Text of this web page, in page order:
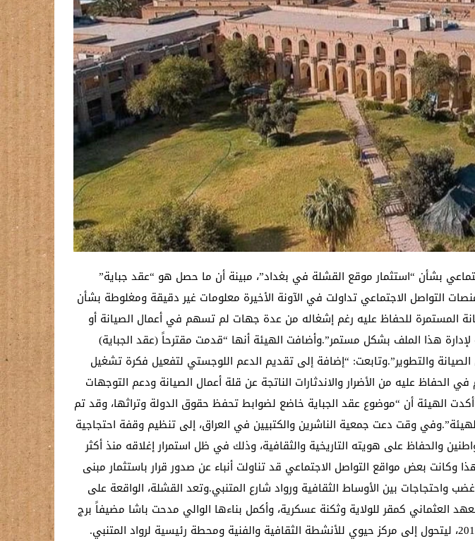
بشأن “استثمار موقع القشلة في بغداد”، مبينة أن ما حصل هو “عقد جباية”
التواصل الاجتماعي تداولت في الآونة الأخيرة معلومات غير دقيقة ومغلوطة بشأن
المستمرة للحفاظ عليه رغم إشغاله من عدة جهات لم تسهم في أعمال الصيانة أو
هذا الملف بشكل مستمر”.وأضافت الهيئة أنها “قدمت مقترحاً (عقد الجباية)
والتطوير”.وتابعت: “إضافة إلى تقديم الدعم اللوجستي لتفعيل فكرة تشغيل
عليه من الأضرار والاندثارات الناتجة عن قلة أعمال الصيانة ودعم التوجهات
الهيئة أن “موضوع عقد الجباية خاضع لضوابط تحفظ حقوق الدولة وتراثها، وقد تم
وقت دعت جمعية الناشرين والكتبيين في العراق، إلى تنظيم وقفة احتجاجية
والحفاظ على هويته التاريخية والثقافية، وذلك في ظل استمرار إغلاقه منذ أكثر
بعض مواقع التواصل الاجتماعي قد تناولت أنباء عن صدور قرار باستثمار مبنى
واحتجاجات بين الأوساط الثقافية ورواد شارع المتنبي.وتعد القشلة، الواقعة على
العثماني كمقر للولاية وثكنة عسكرية، وأكمل بناءها الوالي مدحت باشا مضيفاً برج